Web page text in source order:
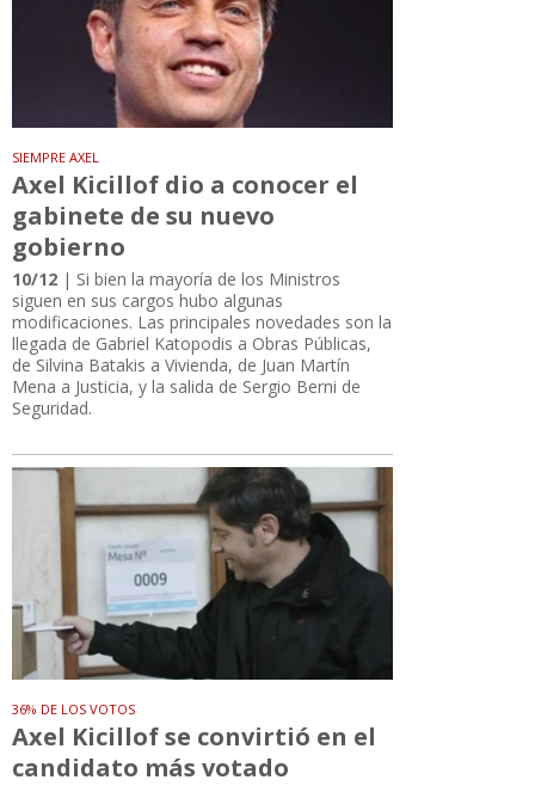
SIEMPRE AXEL
Axel Kicillof dio a conocer el
gabinete de su nuevo
gobierno
10/12 | Si bien la mayoría de los Ministros
siguen en sus cargos hubo algunas
modificaciones. Las principales novedades son la
llegada de Gabriel Katopodis a Obras Públicas,
de Silvina Batakis a Vivienda, de Juan Martín
Mena a Justicia, y la salida de Sergio Berni de
Seguridad.
36% DE LOS VOTOS
Axel Kicillof se convirtió en el
candidato más votado